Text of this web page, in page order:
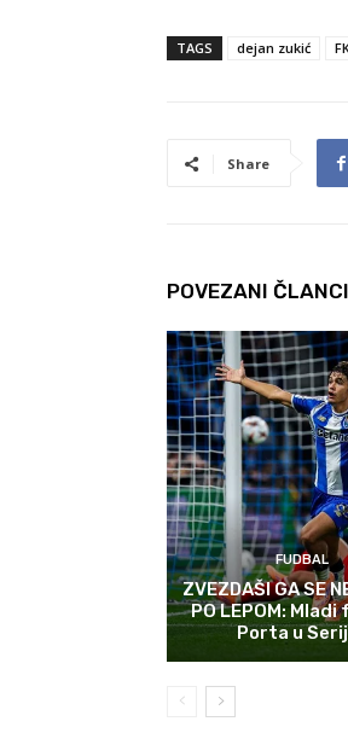
TAGS dejan zukić
Share
POVEZANI ČLANCI
FUDBAL
ZVEZDAŠI GA SE
PO LEPOM:
Porta u